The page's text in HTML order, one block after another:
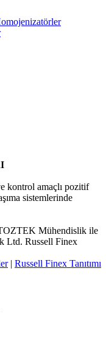
kontrol amaçlı pozitif
sistemlerinde
Mühendislik ile
Ltd. Russell Finex
| Russell Finex Tanıtımı